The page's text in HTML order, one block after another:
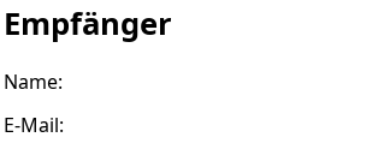
Empfänger
Name:
E-Mail: